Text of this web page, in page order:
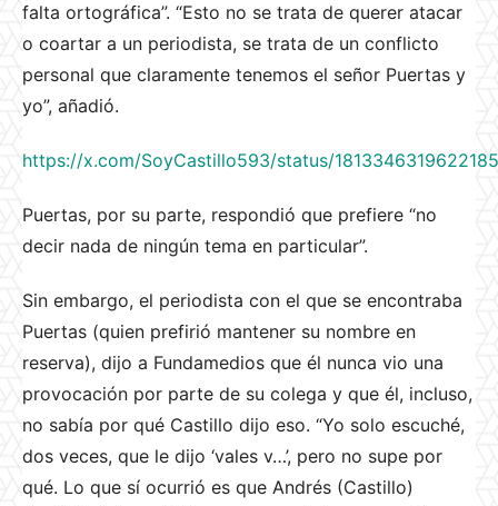
falta ortográfica”. “Esto no se trata de querer atacar
o coartar a un periodista, se trata de un conflicto
personal que claramente tenemos el señor Puertas y
yo”, añadió.
https://x.com/SoyCastillo593/status/
Puertas, por su parte, respondió que prefiere “no
decir nada de ningún tema en particular”.
Sin embargo, el periodista con el que se encontraba
Puertas (quien prefirió mantener su nombre en
reserva), dijo a Fundamedios que él nunca vio una
provocación por parte de su colega y que él, incluso,
no sabía por qué Castillo dijo eso. “Yo solo escuché,
dos veces, que le dijo ‘vales v…’, pero no supe por
qué. Lo que sí ocurrió es que Andrés (Castillo)